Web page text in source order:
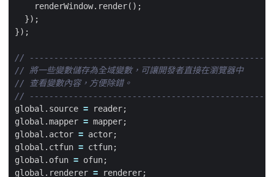
renderWindow. render();
});
});
global . source = reader;
global .mapper = mapper;
global . actor = actor;
global . ctfun = ctfun;
global . ofun = ofun;
global . renderer = renderer;